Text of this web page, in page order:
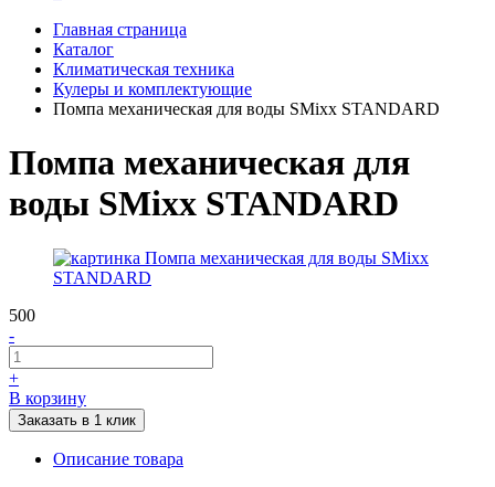
Главная страница
Каталог
Климатическая техника
Кулеры и комплектующие
Помпа механическая для воды SMixx STANDARD
Помпа механическая для
воды SMixx STANDARD
500
-
+
В корзину
Заказать в 1 клик
Описание товара